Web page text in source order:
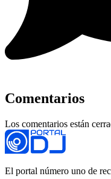
Comentarios
Los comentarios están
El portal número uno de